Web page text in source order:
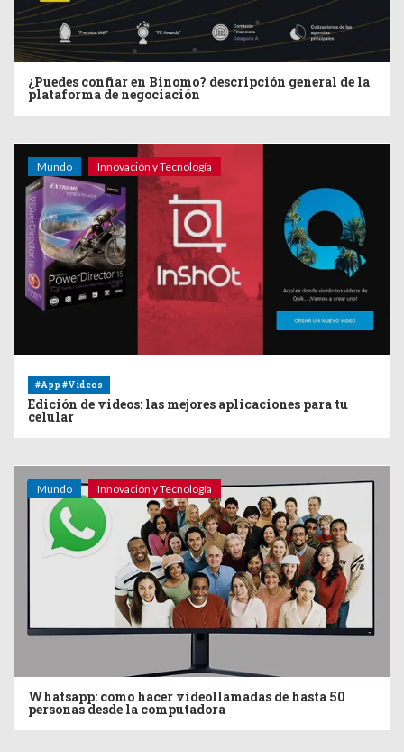
¿Puedes confiar en Binomo? descripción general de la
plataforma de negociación
Mundo Innovación y Tecnología
#App #Videos
Edición de videos: las mejores aplicaciones para tu
celular
Mundo Innovación y Tecnología
Whatsapp: como hacer videollamadas de hasta 50
personas desde la computadora